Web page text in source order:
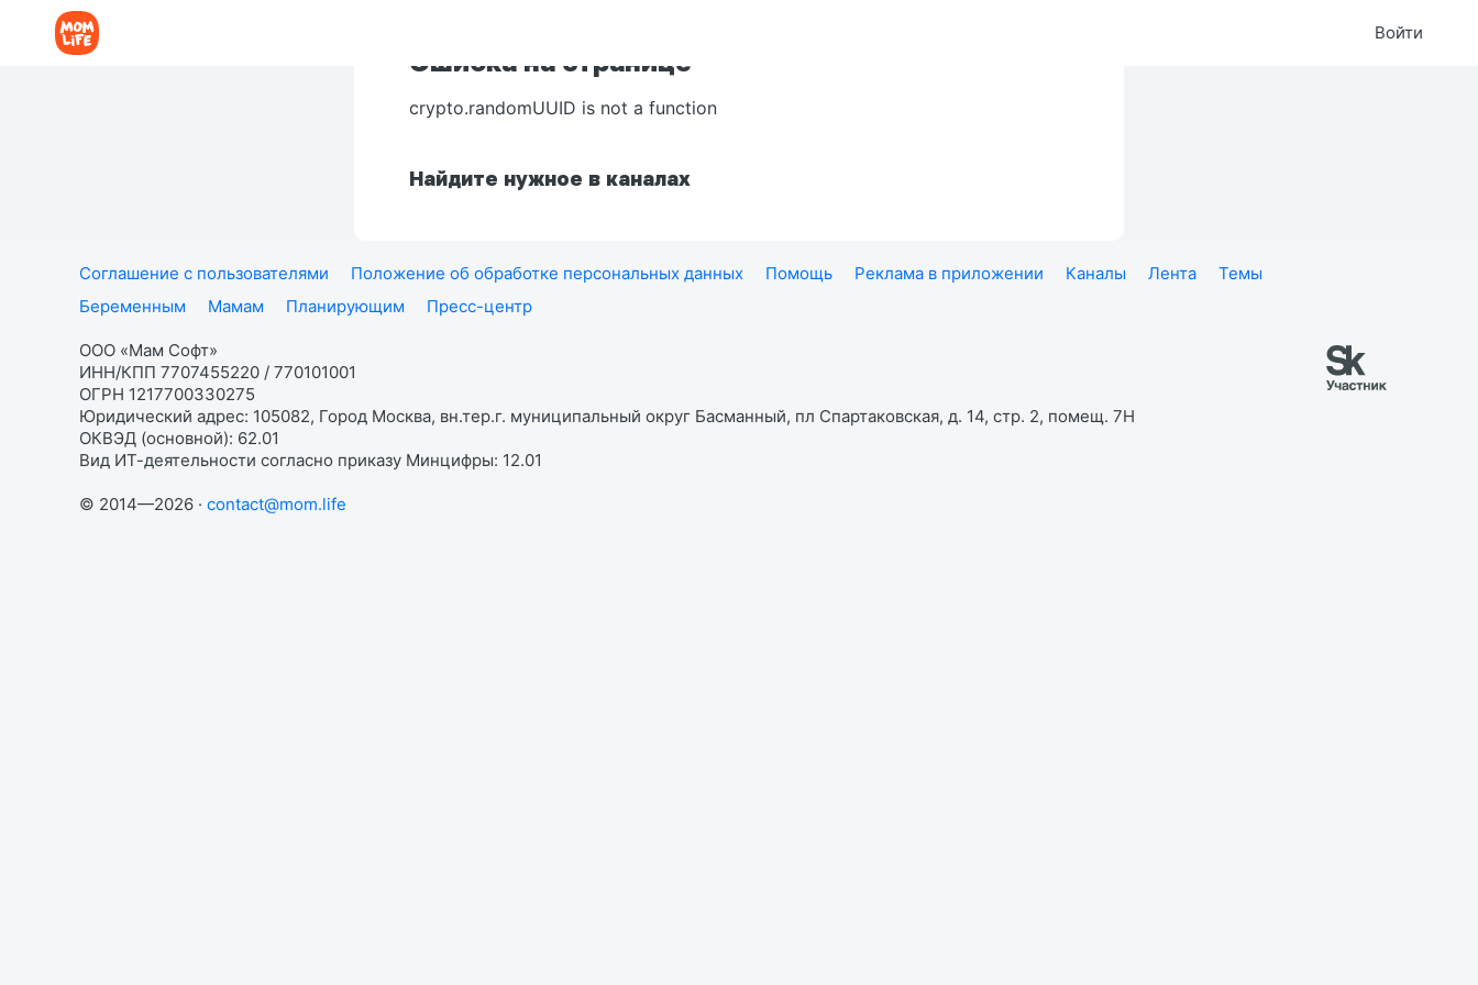
Войти
Ошибка на странице
crypto.randomUUID is not a function
Найдите нужное в каналах
Соглашение с пользователями Положение об обработке персональных данных Помощь Реклама в приложении Каналы Лента
Темы
Беременным
Мамам Планирующим Пресс-центр
ООО «Мам Софт»
ИНН/КПП 7707455220 / 770101001
ОГРН 1217700330275
Юридический адрес: 105082, Город Москва, вн.тер.г. муниципальный округ Басманный, пл Спартаковская, д. 14, стр. 2, помещ. 7Н
ОКВЭД (основной): 62.01
Вид ИТ-деятельности согласно приказу Минцифры: 12.01
© 2014—2026 · contact@mom.life